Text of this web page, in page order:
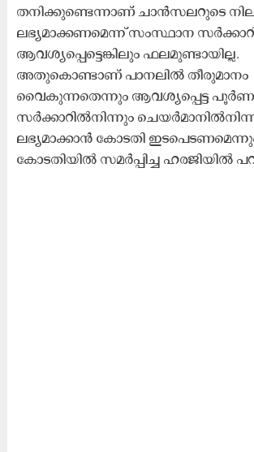
തനിക്കുണ്ടെന്നാണ് ചാൻസലറുടെ
ലഭ്യമാക്കണമെന്ന് സംസ്ഥാന
ആവശ്യപ്പെട്ടെങ്കിലും ഫലമുണ്ടായില്ല.
അതുകൊണ്ടാണ് പാനലിൽ തീരുമാനം
വൈകുന്നതെന്നും ആവശ്യപ്പെട്ട പൂർണ
സർക്കാറിൽനിന്നും
ലഭ്യമാക്കാൻ കോടതി
കോടതിയിൽ സമർപ്പിച്ച ഹരജിയിൽ